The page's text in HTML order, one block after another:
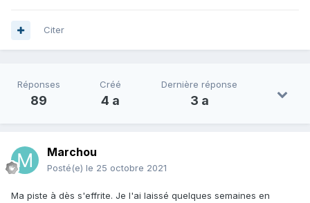
Citer
Réponses
89
Créé
4 a
Dernière réponse
3 a
Marchou
Posté(e) le 25 octobre 2021
Ma piste à dès s'effrite. Je l'ai laissé quelques semaines en